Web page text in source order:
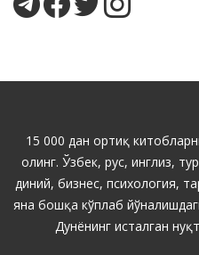
15 000 дан ортиқ
олинг. Ўзбек, рус, инглиз,
диний, бизнес, психология,
яна бошқа кўплаб
Дунёнинг исталган